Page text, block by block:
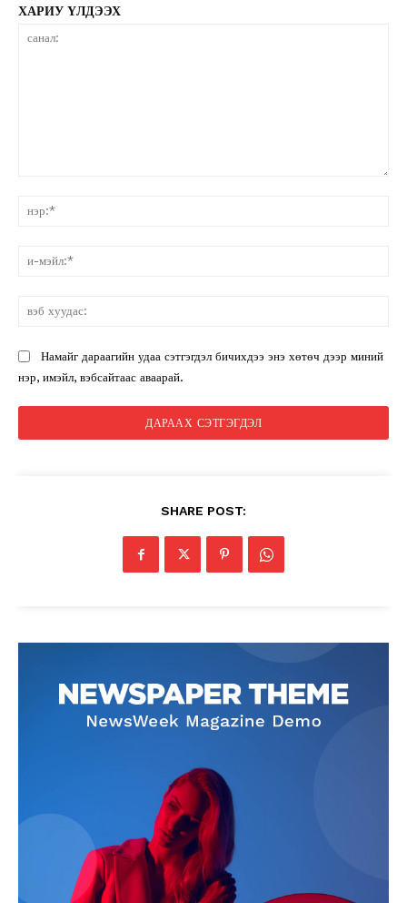
News Week
Magazine PRO
ХАРИУ ҮЛДЭЭХ
Намайг дараагийн удаа сэтгэгдэл бичихдээ энэ хөтөч дээр миний
нэр, имэйл, вэбсайтаас аваарай.
SHARE POST: